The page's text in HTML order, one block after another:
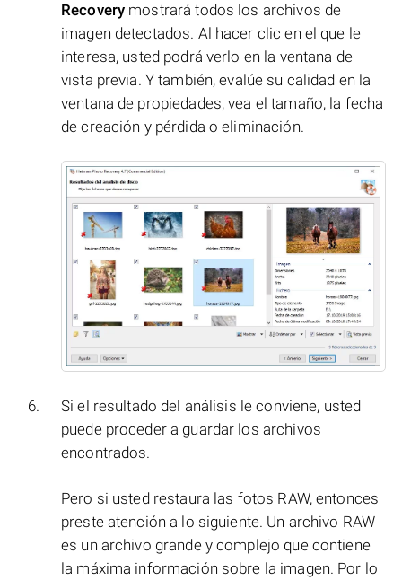
Recovery mostrará todos los archivos de
imagen detectados. Al hacer clic en el que le
interesa, usted podrá verlo en la ventana de
vista previa. Y también, evalúe su calidad en la
ventana de propiedades, vea el tamaño, la fecha
de creación y pérdida o eliminación.
Si el resultado del análisis le conviene, usted
puede proceder a guardar los archivos
encontrados.
Pero si usted restaura las fotos RAW, entonces
preste atención a lo siguiente. Un archivo RAW
es un archivo grande y complejo que contiene
la máxima información sobre la imagen. Por lo